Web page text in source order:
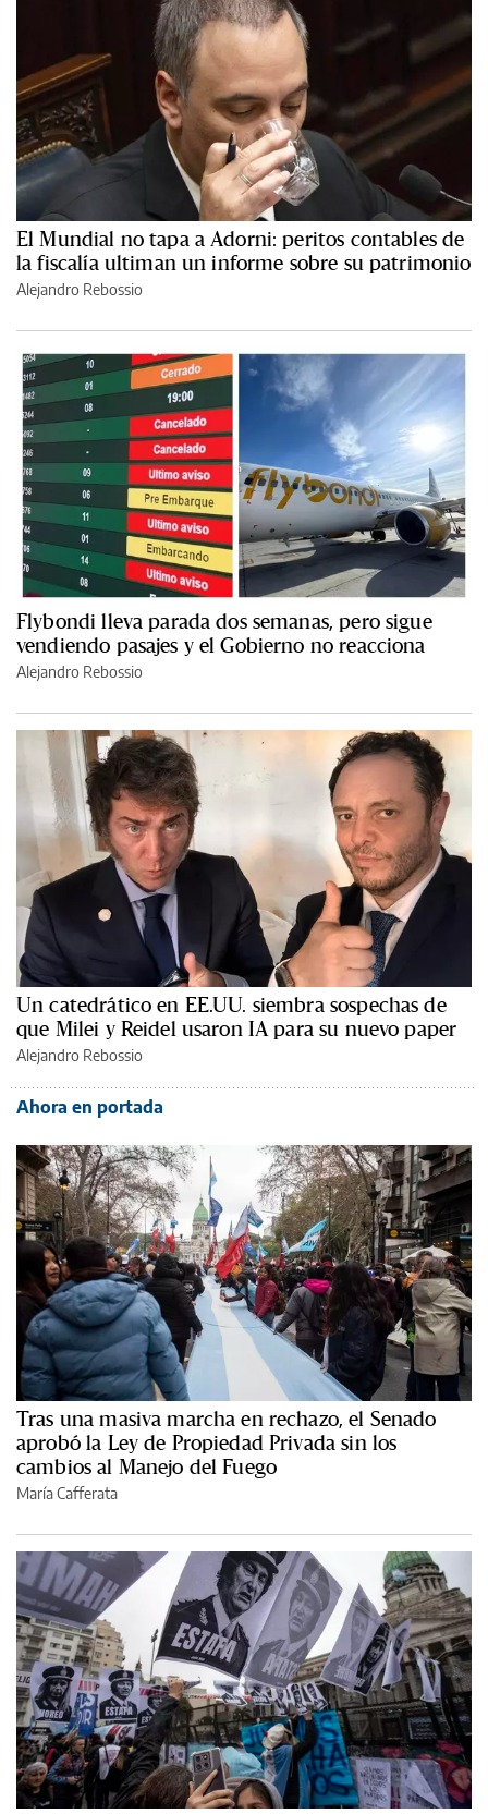
El Mundial no tapa a Adorni: peritos contables de
la fiscalía ultiman un informe sobre su patrimonio
Alejandro Rebossio
Flybondi lleva parada dos semanas, pero sigue
vendiendo pasajes y el Gobierno no reacciona
Alejandro Rebossio
Un catedrático en EE.UU. siembra sospechas de
que Milei y Reidel usaron IA para su nuevo paper
Alejandro Rebossio
Ahora en portada
Tras una masiva marcha en rechazo, el Senado
aprobó la Ley de Propiedad Privada sin los
cambios al Manejo del Fuego
María Cafferata